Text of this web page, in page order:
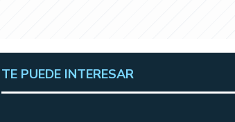
TE PUEDE INTERESAR